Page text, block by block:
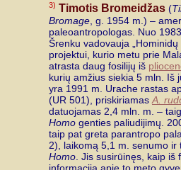
3) Timotis Bromeidžas (
Bromage , g. 1954 m.) –
paleoantropologas. Nuo
Šrenku vadovauja „Hominidų
projektui, kurio metu prie
atrasta daug fosilijų iš
kurių amžius siekia 5 mln. Iš
yra 1991 m. Urache rastas
(UR 501), priskiriamas A.
datuojamas 2,4 mln. m. –
Homo genties paliudijimų.
taip pat greta parantropo
2), laikomą 5,1 m. senumo ir
Homo . Jis susirūinęs, kaip iš